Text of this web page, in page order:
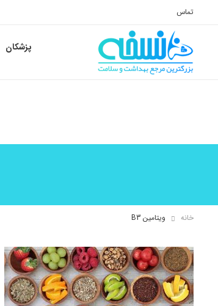
تماس
پزشکان
خانه ویتامین B3